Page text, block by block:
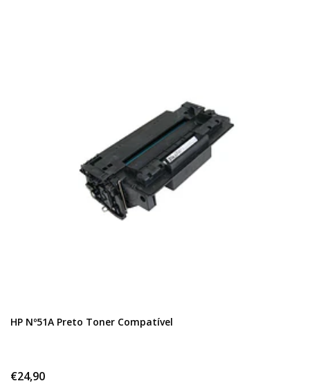
HP Nº51A Preto Toner Compatível
€24,90